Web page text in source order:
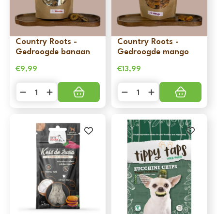
Country Roots -
Gedroogde banaan
€9,99
Roots
Gedroogde
aantal
Country Roots -
Gedroogde mango
€13,99
Roots
Gedroogde
aantal